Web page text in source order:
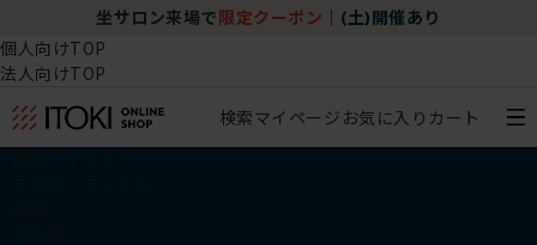
坐サロン来場で 限定クーポン (土)開催あり
個人向けTOP
法人向けTOP
検索マイページ お気に入り カート